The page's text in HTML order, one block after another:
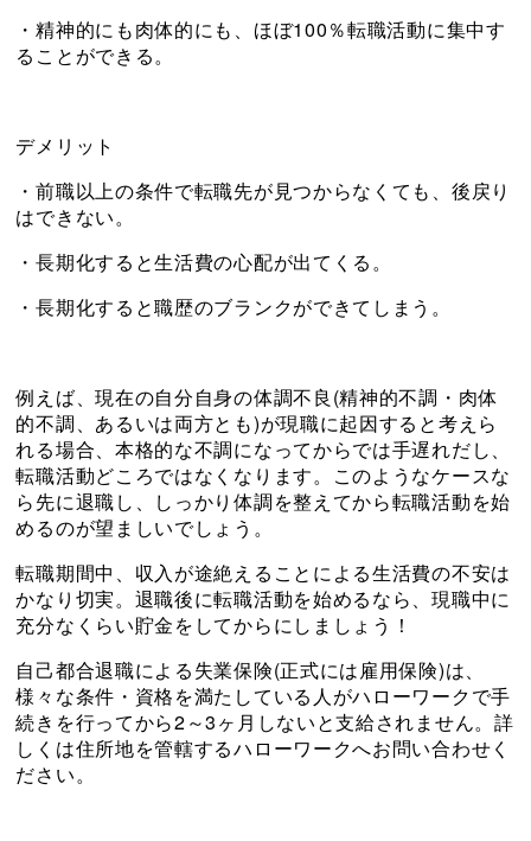
・精神的にも肉体的にも、ほぼ100％転職活動に集中す
ることができる。
デメリット
・前職以上の条件で転職先が見つからなくても、後戻り
はできない。
・長期化すると生活費の心配が出てくる。
・長期化すると職歴のブランクができてしまう。
例えば、現在の自分自身の体調不良(精神的不調・肉体
的不調、あるいは両方とも)が現職に起因すると考えら
れる場合、本格的な不調になってからでは手遅れだし、
転職活動どころではなくなります。このようなケースな
ら先に退職し、しっかり体調を整えてから転職活動を始
めるのが望ましいでしょう。
転職期間中、収入が途絶えることによる生活費の不安は
かなり切実。退職後に転職活動を始めるなら、現職中に
充分なくらい貯金をしてからにしましょう！
自己都合退職による失業保険(正式には雇用保険)は、
様々な条件・資格を満たしている人がハローワークで手
続きを行ってから2～3ヶ月しないと支給されません。詳
しくは住所地を管轄するハローワークへお問い合わせく
ださい。